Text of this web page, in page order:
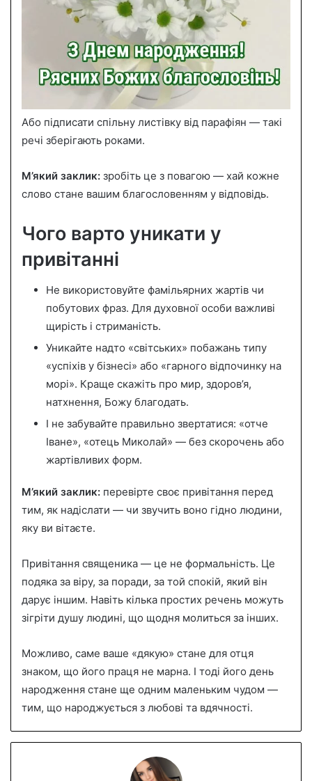
Або підписати спільну листівку від парафіян — такі
речі зберігають роками.
М’який заклик: зробіть це з повагою — хай кожне
слово стане вашим благословенням у відповідь.
Чого варто уникати у
привітанні
Не використовуйте фамільярних жартів чи
побутових фраз. Для духовної особи важливі
щирість і стриманість.
Уникайте надто «світських» побажань типу
«успіхів у бізнесі» або «гарного відпочинку на
морі». Краще скажіть про мир, здоров’я,
натхнення, Божу благодать.
І не забувайте правильно звертатися: «отче
Іване», «отець Миколай» — без скорочень або
жартівливих форм.
М’який заклик: перевірте своє привітання перед
тим, як надіслати — чи звучить воно гідно людини,
яку ви вітаєте.
Привітання священика — це не формальність. Це
подяка за віру, за поради, за той спокій, який він
дарує іншим. Навіть кілька простих речень можуть
зігріти душу людині, що щодня молиться за інших.
Можливо, саме ваше «дякую» стане для отця
знаком, що його праця не марна. І тоді його день
народження стане ще одним маленьким чудом —
тим, що народжується з любові та вдячності.